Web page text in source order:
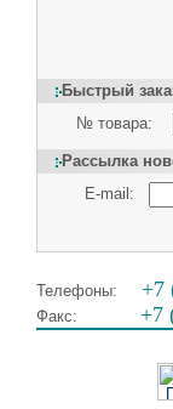
Быстрый
№ товара:
Рассылка
E-mail:
Телефоны: +7
Факс: +7